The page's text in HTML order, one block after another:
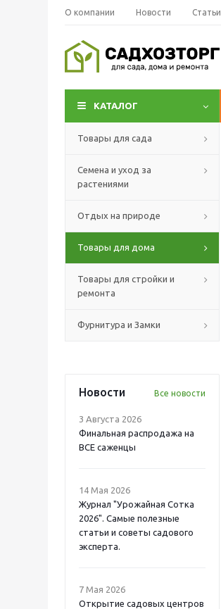
О компании Новости Статьи
КАТАЛОГ
Товары для сада
Семена и уход за
растениями
Отдых на природе
Товары для дома
Товары для стройки и
ремонта
Фурнитура и Замки
Новости Все новости
3 Августа 2026
Финальная распродажа на
ВСЕ саженцы
14 Мая 2026
Журнал "Урожайная Сотка
2026". Самые полезные
статьи и советы садового
эксперта.
7 Мая 2026
Открытие садовых центров